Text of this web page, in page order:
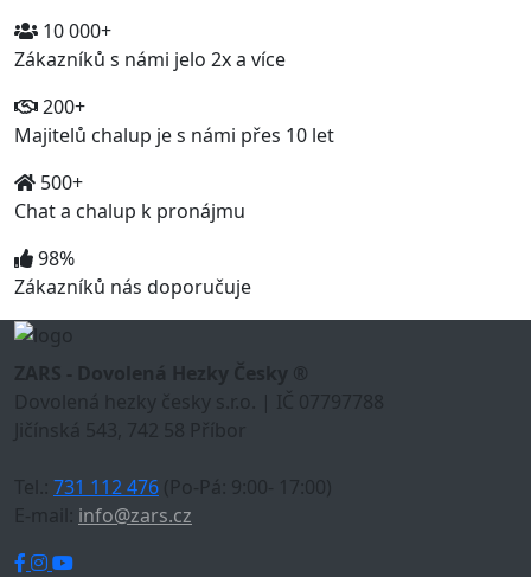
10 000+
Zákazníků s námi jelo 2x a více
200+
Majitelů chalup je s námi přes 10 let
500+
Chat a chalup k pronájmu
98%
Zákazníků nás doporučuje
ZARS - Dovolená Hezky Česky ®
Dovolená hezky česky s.r.o. | IČ 07797788
Jičínská 543, 742 58 Příbor
Tel.: 731 112 476 (Po-Pá: 9:00- 17:00)
E-mail: info@zars.cz